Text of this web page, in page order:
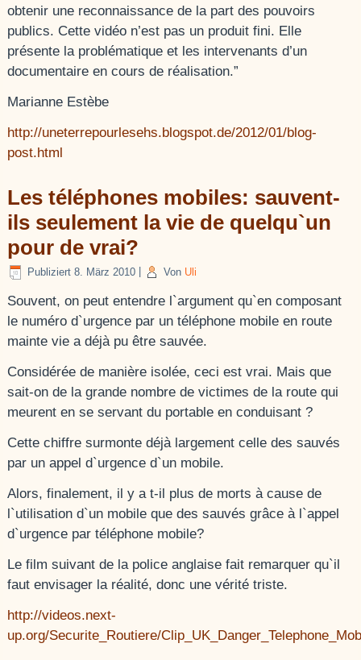
obtenir une reconnaissance de la part des pouvoirs
publics. Cette vidéo n’est pas un produit fini. Elle
présente la problématique et les intervenants d’un
documentaire en cours de réalisation.”
Marianne Estèbe
http://uneterrepourlesehs.blogspot.de/2012/01/blog-
post.html
Les téléphones mobiles: sauvent-
ils seulement la vie de quelqu`un
pour de vrai?
Publiziert 8. März 2010 Von Uli
Souvent, on peut entendre l`argument qu`en composant
le numéro d`urgence par un téléphone mobile en route
mainte vie a déjà pu être sauvée.
Considérée de manière isolée, ceci est vrai. Mais que
sait-on de la grande nombre de victimes de la route qui
meurent en se servant du portable en conduisant ?
Cette chiffre surmonte déjà largement celle des sauvés
par un appel d`urgence d`un mobile.
Alors, finalement, il y a t-il plus de morts à cause de
l`utilisation d`un mobile que des sauvés grâce à l`appel
d`urgence par téléphone mobile?
Le film suivant de la police anglaise fait remarquer qu`il
faut envisager la réalité, donc une vérité triste.
http://videos.next-
up.org/Securite_Routiere/